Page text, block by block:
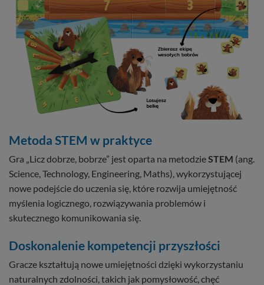
Metoda STEM w praktyce
Gra „Licz dobrze, bobrze” jest oparta na metodzie STEM (ang.
Science, Technology, Engineering, Maths), wykorzystującej
nowe podejście do uczenia się, które rozwija umiejętność
myślenia logicznego, rozwiązywania problemów i
skutecznego komunikowania się.
Doskonalenie kompetencji przyszłości
Gracze kształtują nowe umiejętności dzięki wykorzystaniu
naturalnych zdolności, takich jak pomysłowość, chęć